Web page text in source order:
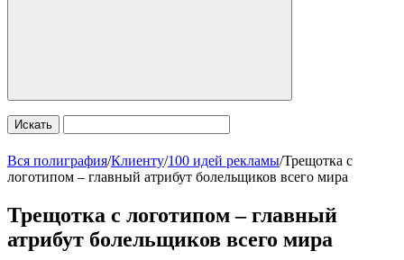
Искать
Вся полиграфия/Клиенту/100 идей рекламы/Трещотка с
логотипом – главный атрибут болельщиков всего мира
Трещотка с логотипом – главный
атрибут болельщиков всего мира